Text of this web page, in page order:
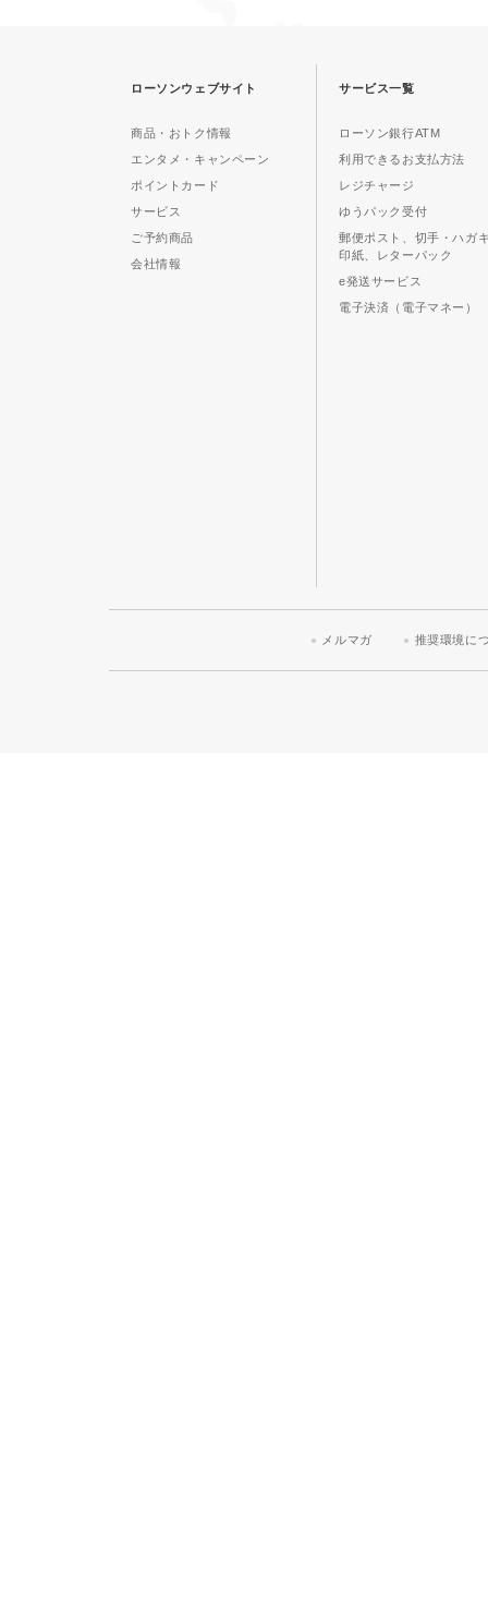
ローソンウェブサイト
商品・おトク情報
エンタメ・キャンペーン
ポイントカード
サービス
ご予約商品
会社情報
サービス一覧
ローソン銀行ATM
利用できるお支払方法
レジチャージ
ゆうパック受付
郵便ポスト、切手・ハガ
印紙、レターパック
e発送サービス
電子決済（電子マネー）
メルマガ 推奨環境に